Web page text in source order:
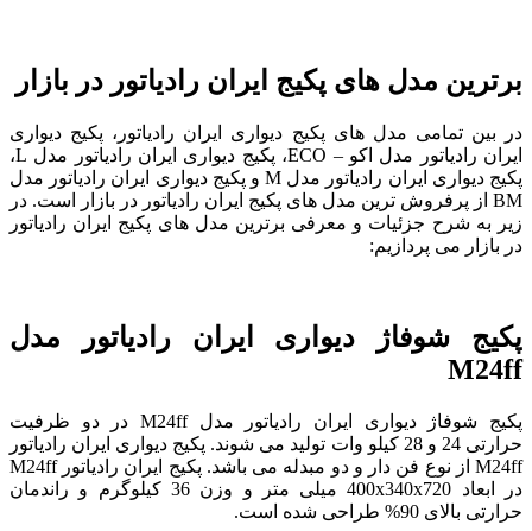
برترین مدل های پکیج ایران رادیاتور در بازار
در بین تمامی مدل های پکیج دیواری ایران رادیاتور، پکیج دیواری
ایران رادیاتور مدل اکو – ECO، پکیج دیواری ایران رادیاتور مدل L،
پکیج دیواری ایران رادیاتور مدل M و پکیج دیواری ایران رادیاتور مدل
BM از پرفروش ترین مدل های پکیج ایران رادیاتور در بازار است. در
زیر به شرح جزئیات و معرفی برترین مدل های پکیج ایران رادیاتور
در بازار می پردازیم:
پکیج شوفاژ دیواری ایران رادیاتور مدل
M24ff
پکیج شوفاژ دیواری ایران رادیاتور مدل M24ff در دو ظرفیت
حرارتی 24 و 28 کیلو وات تولید می شوند. پکیج دیواری ایران رادیاتور
M24ff از نوع فن دار و دو مبدله می باشد. پکیج ایران رادیاتور M24ff
در ابعاد 400x340x720 میلی متر و وزن 36 کیلوگرم و راندمان
حرارتی بالای 90% طراحی شده است.